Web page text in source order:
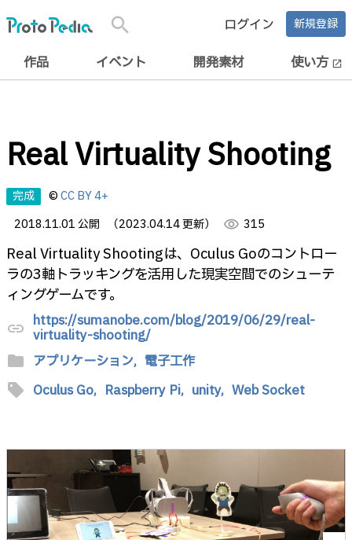
search ログイン 新規登録
作品 イベント 開発素材 使い方 open_in_new
Real Virtuality Shooting
完成 ©CC BY 4+
2018.11.01 公開
（2023.04.14 更新） visibility 315
Real Virtuality Shootingは、Oculus Goのコントロー
ラの3軸トラッキングを活用した現実空間でのシューテ
ィングゲームです。
link https://sumanobe.com/blog/2019/06/29/real-
virtuality-shooting/
folder アプリケーション, 電子工作
sell Oculus Go, Raspberry Pi, unity, Web Socket